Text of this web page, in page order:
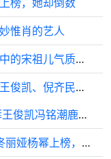
惟肖的艺人
可以凭借颜值吃饭的艺人，路人镜头中的宋祖儿气质依旧
男明星贵公子气质大比拼！苗侨伟、王俊凯、倪齐民都不如他气质？
细数气质干净不落俗套的艺人 刘亦菲王俊凯冯铭潮鹿晗等满分上榜
盘点：国内公认高颜值的7位女星，佟丽娅杨幂上榜，而她稳居第一